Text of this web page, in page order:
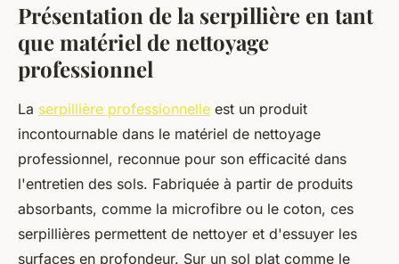
Présentation de la serpillière en tant
que matériel de nettoyage
professionnel
La serpillière professionnelle est un produit
incontournable dans le matériel de nettoyage
professionnel, reconnue pour son efficacité dans
l'entretien des sols. Fabriquée à partir de produits
absorbants, comme la microfibre ou le coton, ces
serpillières permettent de nettoyer et d'essuyer les
surfaces en profondeur. Sur un sol plat comme le